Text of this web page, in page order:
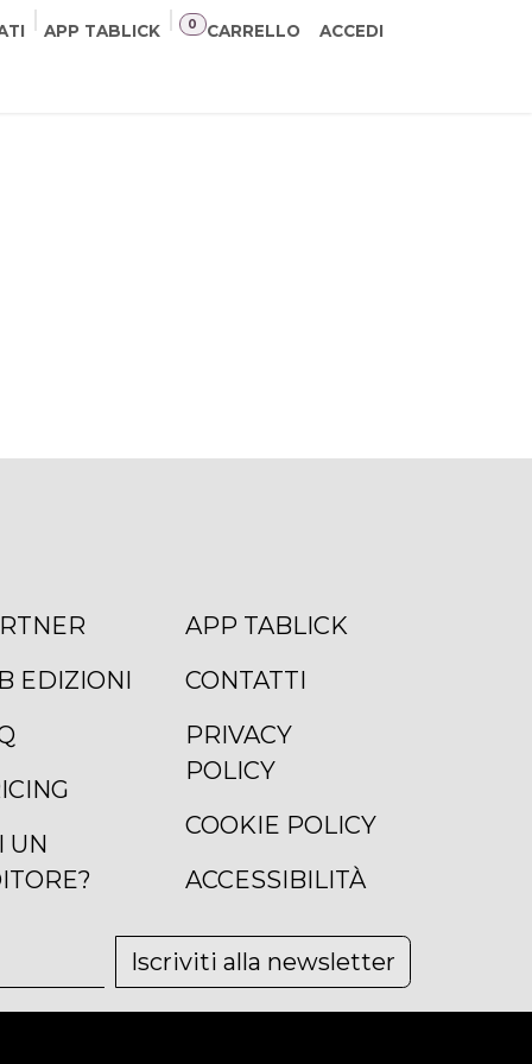
APP TABLICK CARRELLO
0 ACCEDI
APP TABLICK
CONTATTI
PRIVACY
POLICY
COOKIE POLICY
ACCESSIBILITÀ
Iscriviti alla newsletter
EDIZIONI
UN